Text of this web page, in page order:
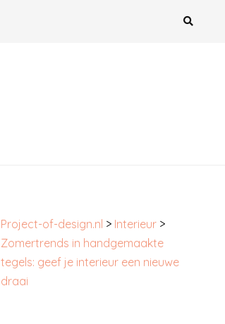
Project-of-design.nl > Interieur>
Zomertrends in handgemaakte
tegels: geef je interieur een nieuwe
draai